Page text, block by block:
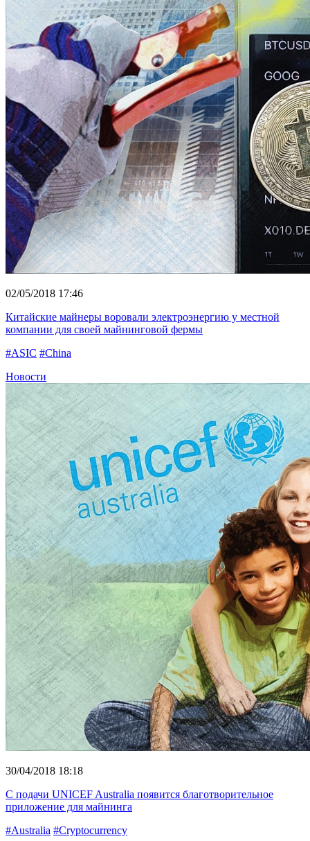
02/05/2018 17:46
Китайские майнеры воровали электроэнергию у местной
компании для своей майнинговой фермы
#ASIC #China
Новости
30/04/2018 18:18
С подачи UNICEF Australia появится благотворительное
приложение для майнинга
#Australia #Cryptocurrency